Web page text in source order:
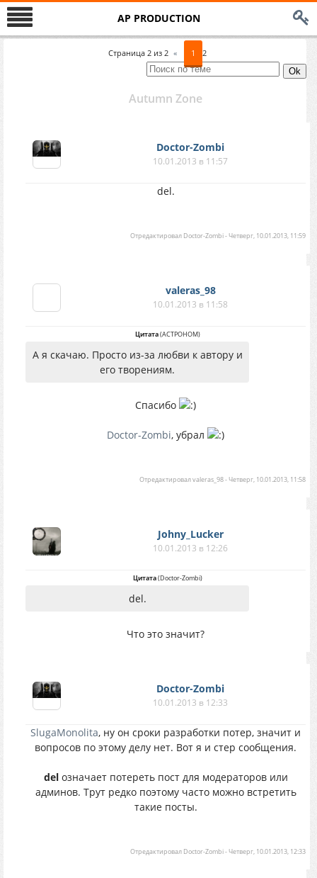
AP PRODUCTION
Страница 2 из 2 « 1 2
Autumn Zone
Doctor-Zombi
10.01.2013 в 11:57
del.
Отредактировал Doctor-Zombi-Четверг, 10.01.2013, 11:59
valeras_98
10.01.2013 в 11:58
Цитата(АСТРОНОМ)
А я скачаю. Просто из-за любви к автору и
его творениям.
Спасибо
Doctor-Zombi, убрал
Отредактировалvaleras_98-Четверг, 10.01.2013, 11:58
Johny_Lucker
10.01.2013 в 12:26
Цитата(Doctor-Zombi)
del.
Что это значит?
Doctor-Zombi
10.01.2013 в 12:33
SlugaMonolita, ну он сроки разработки потер, значит и
вопросов по этому делу нет. Вот я и стер сообщения.
delозначает потереть пост для модераторов или
админов. Трут редко поэтому часто можно встретить
такие посты.
Отредактировал Doctor-Zombi-Четверг, 10.01.2013, 12:33